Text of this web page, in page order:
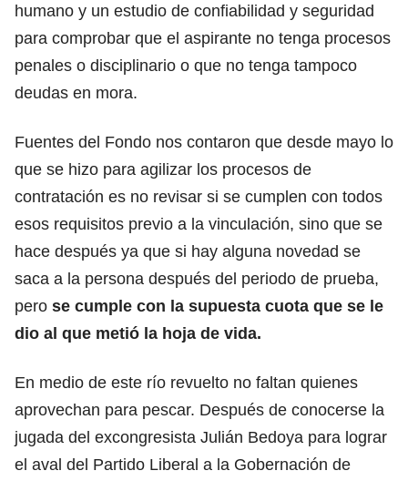
humano y un estudio de confiabilidad y seguridad
para comprobar que el aspirante no tenga procesos
penales o disciplinario o que no tenga tampoco
deudas en mora.
Fuentes del Fondo nos contaron que desde mayo lo
que se hizo para agilizar los procesos de
contratación es no revisar si se cumplen con todos
esos requisitos previo a la vinculación, sino que se
hace después ya que si hay alguna novedad se
saca a la persona después del periodo de prueba,
pero se cumple con la supuesta cuota que se le
dio al que metió la hoja de vida.
En medio de este río revuelto no faltan quienes
aprovechan para pescar. Después de conocerse la
jugada del excongresista Julián Bedoya para lograr
el aval del Partido Liberal a la Gobernación de